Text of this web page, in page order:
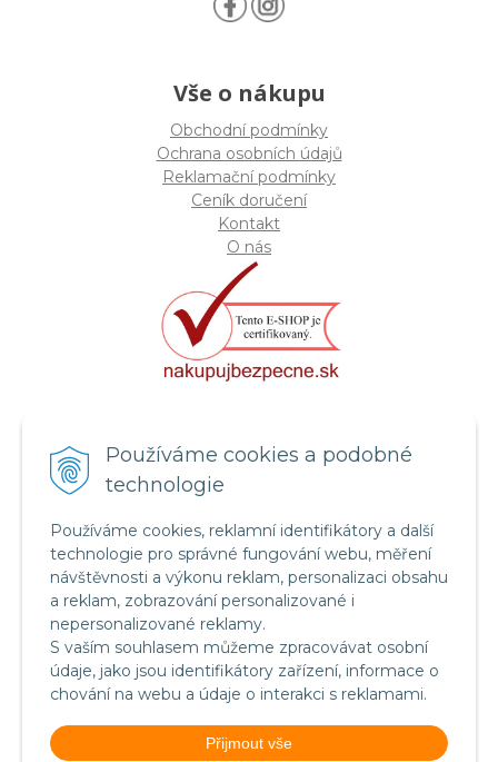
Používáme cookies a podobné
technologie
Používáme cookies, reklamní identifikátory a další
technologie pro správné fungování webu, měření
návštěvnosti a výkonu reklam, personalizaci obsahu
a reklam, zobrazování personalizované i
nepersonalizované reklamy.
S vaším souhlasem můžeme zpracovávat osobní
údaje, jako jsou identifikátory zařízení, informace o
chování na webu a údaje o interakci s reklamami.
Přijmout vše
Vše o nákupu
Obchodní podmínky
Ochrana osobních údajů
Reklamační podmínky
Ceník doručení
Kontakt
O nás
Certifikát systému bezpečnosti
potravin FSSC 22000
Food Safety System Certification FSSC 22000